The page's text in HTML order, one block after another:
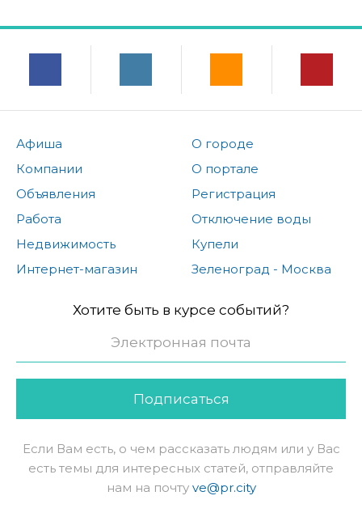
Афиша
Компании
Объявления
Работа
Недвижимость
Интернет-магазин
О городе
О портале
Регистрация
Отключение воды
Купели
Зеленоград - Москва
Хотите быть в курсе событий?
Подписаться
Если Вам есть, о чем рассказать людям или у Вас
есть темы для интересных статей, отправляйте
нам на почту ve@pr.city